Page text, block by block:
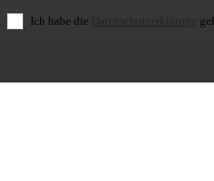
Ich habe die Datenschutzerklärung